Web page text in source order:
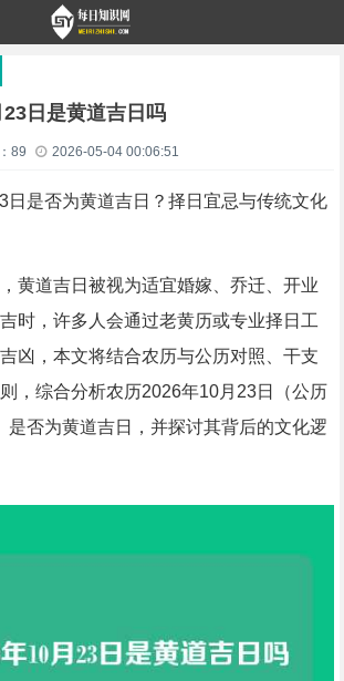
日是黄道吉日吗
89 2026-05-04 00:06:51
日是否为黄道吉日？择日宜忌与传统文化
黄道吉日被视为适宜婚嫁、乔迁、开业
时，许多人会通过老黄历或专业择日工
凶，本文将结合农历与公历对照、干支
，综合分析农历2026年10月23日（公历
是否为黄道吉日，并探讨其背后的文化逻